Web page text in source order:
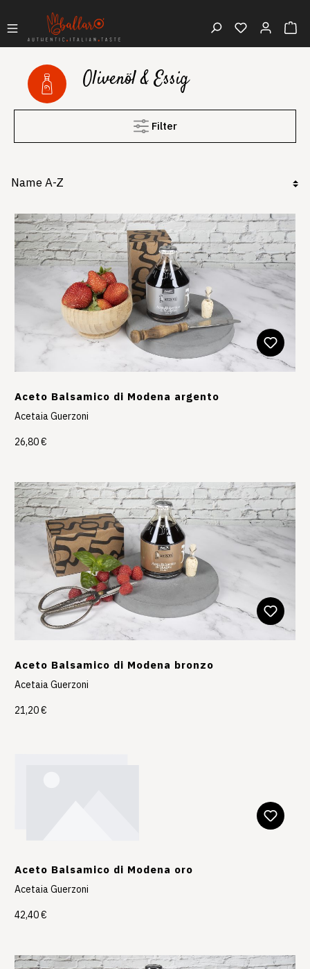
Olivenöl & Essig
Filter
Aceto Balsamico di Modena argento
Acetaia Guerzoni
26,80 €
Aceto Balsamico di Modena bronzo
Acetaia Guerzoni
21,20 €
Aceto Balsamico di Modena oro
Acetaia Guerzoni
42,40 €